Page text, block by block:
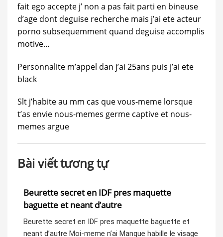
fait ego accepte j’ non a pas fait parti en bineuse
d’age dont deguise recherche mais j’ai ete acteur
porno subsequemment quand deguise accomplis
motive…
Personnalite m’appel dan j’ai 25ans puis j’ai ete
black
Slt j’habite au mm cas que vous-meme lorsque
t’as envie nous-memes germe captive et nous-
memes argue
Bài viết tương tự
Beurette secret en IDF pres maquette
baguette et neant d’autre
Beurette secret en IDF pres maquette baguette et
neant d’autre Moi-meme n’ai Manque habille le visage